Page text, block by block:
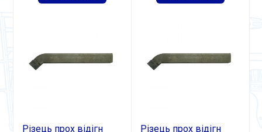
Різець прох відігн Різець прох відігн